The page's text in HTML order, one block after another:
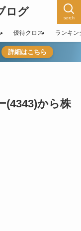
ログ serch
優待クロス ランキン
詳細はこちら
(4343)から株